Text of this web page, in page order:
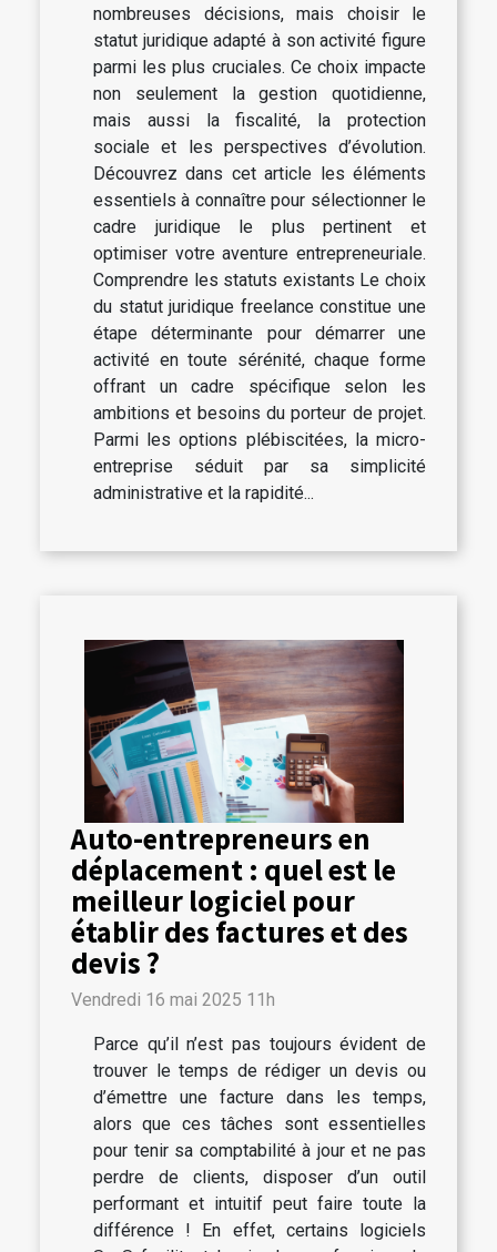
nombreuses décisions, mais choisir le
statut juridique adapté à son activité figure
parmi les plus cruciales. Ce choix impacte
non seulement la gestion quotidienne,
mais aussi la fiscalité, la protection
sociale et les perspectives d’évolution.
Découvrez dans cet article les éléments
essentiels à connaître pour sélectionner le
cadre juridique le plus pertinent et
optimiser votre aventure entrepreneuriale.
Comprendre les statuts existants Le choix
du statut juridique freelance constitue une
étape déterminante pour démarrer une
activité en toute sérénité, chaque forme
offrant un cadre spécifique selon les
ambitions et besoins du porteur de projet.
Parmi les options plébiscitées, la micro-
entreprise séduit par sa simplicité
administrative et la rapidité...
Auto-entrepreneurs en
déplacement : quel est le
meilleur logiciel pour
établir des factures et des
devis ?
Vendredi 16 mai 2025 11h
Parce qu’il n’est pas toujours évident de
trouver le temps de rédiger un devis ou
d’émettre une facture dans les temps,
alors que ces tâches sont essentielles
pour tenir sa comptabilité à jour et ne pas
perdre de clients, disposer d’un outil
performant et intuitif peut faire toute la
différence ! En effet, certains logiciels